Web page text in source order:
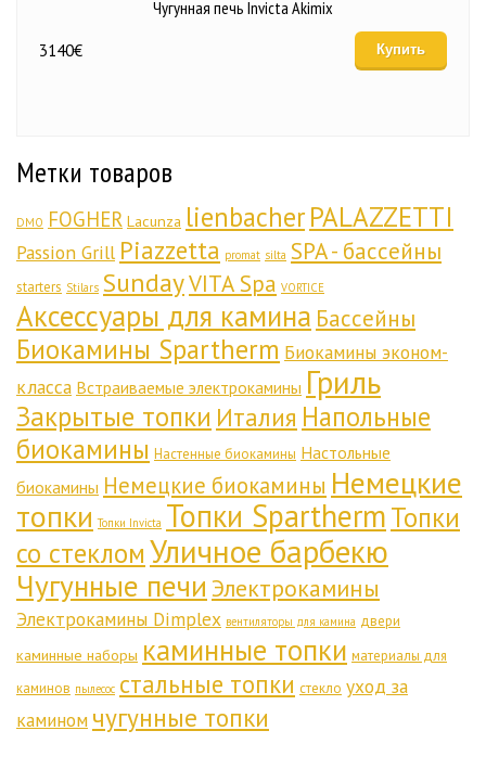
Чугунная печь Invicta Akimix
3140€ Купить
Метки товаров
DMO FOGHER Lacunza lienbacherPALAZZETTI
Passion Grill Piazzetta promat silta SPA - бассейны
starters Stilars SundayVITA Spa VORTICE
Аксессуары для камина Бассейны
Биокамины Spartherm Биокамины эконом-
класса Встраиваемые электрокамины Гриль
Закрытые топки Италия Напольные
биокамины Настенные биокамины Настольные
биокамины Немецкие биокамины Немецкие
топки Топки Invicta Топки SparthermТопки
со стекломУличное барбекю
Чугунные печи Электрокамины
Электрокамины Dimplex вентиляторы для камина двери
каминные наборы каминные топки материалы для
каминов пылесос стальные топки стекло уход за
камином чугунные топки